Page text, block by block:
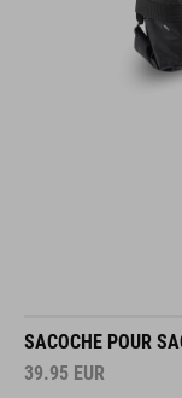
SACOCHE POUR
39.95 EUR